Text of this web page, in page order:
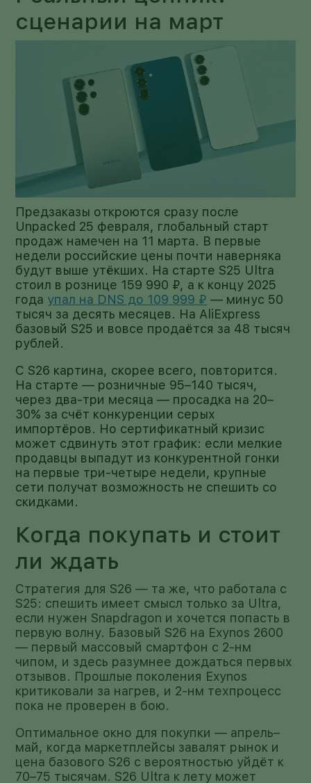
сценарии на март
Предзаказы откроются сразу после
Unpacked 25 февраля, глобальный старт
продаж намечен на 11 марта. В первые
недели российские цены почти наверняка
будут выше утёкших. На старте S25 Ultra
стоил в рознице 159 990 ₽, а к концу 2025
года упал на DNS до 109 999 ₽ — минус 50
тысяч за десять месяцев. На AliExpress
базовый S25 и вовсе продаётся за 48 тысяч
рублей.
С S26 картина, скорее всего, повторится.
На старте — розничные 95–140 тысяч,
через два-три месяца — просадка на 20–
30% за счёт конкуренции серых
импортёров. Но сертификатный кризис
может сдвинуть этот график: если мелкие
продавцы выпадут из конкурентной гонки
на первые три-четыре недели, крупные
сети получат возможность не спешить со
скидками.
Когда покупать и стоит
ли ждать
Стратегия для S26 — та же, что работала с
S25: спешить имеет смысл только за Ultra,
если нужен Snapdragon и хочется попасть в
первую волну. Базовый S26 на Exynos 2600
— первый массовый смартфон с 2-нм
чипом, и здесь разумнее дождаться первых
отзывов. Прошлые поколения Exynos
критиковали за нагрев, и 2-нм техпроцесс
пока не проверен в бою.
Оптимальное окно для покупки — апрель–
май, когда маркетплейсы завалят рынок и
цена базового S26 с вероятностью уйдёт к
70–75 тысячам. S26 Ultra к лету может